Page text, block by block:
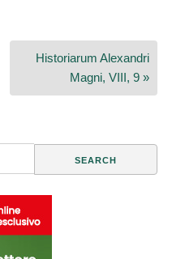
Historiarum Alexandri
Magni, VIII, 9 »